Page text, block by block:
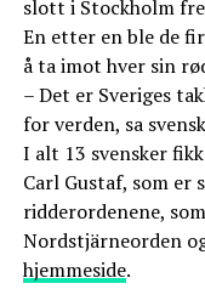
slott i Stockholm
En etter en ble de
å ta imot hver sin
– Det er Sveriges
for verden, sa
I alt 13 svensker
Carl Gustaf, som er
ridderordenene,
Nordstjärneorden
hjemmeside.